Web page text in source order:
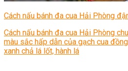
Cách nấu bánh đa cua Hải Phòng
Cách nấu bánh đa cua Hải Phòng
màu sắc hấp dẫn của gạch cua
xanh chả lá lốt, hành lá